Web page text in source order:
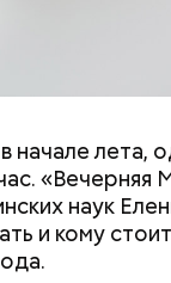
начале лета,
«Вечерняя
наук
и кому стоит
продукт
— Он может
слизистые